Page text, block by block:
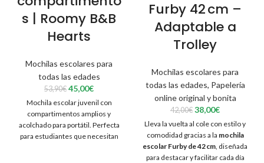
s | Roomy B&B
Hearts
Mochilas escolares para
todas las edades
53,90€ El
precio
original
era:
53,90€.
45,00€El
precio
actual
es:
45,00€.
Mochila escolar juvenil con
compartimentos amplios y
acolchado para portátil. Perfecta
para estudiantes que necesitan
Furby 42 cm –
Adaptable a
Trolley
Mochilas escolares para
todas las edades, Papelería
online original y bonita
42,00€ El
precio
original
era:
42,00€.
38,00€El
precio
actual
es:
38,00€.
Lleva la vuelta al cole con estilo y
comodidad gracias a la mochila
escolar Furby de 42 cm, diseñada
para destacar y facilitar cada día